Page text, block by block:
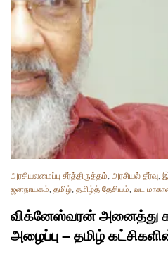
அரசியலமைப்பு சீர்த்திருத்தம், அரசியல் தீர்வு,
ஜனநாயகம், தமிழ், தமிழ்த் தேசியம், வட
விக்னேஸ்வரன் அனைத்து
அழைப்பு – தமிழ்